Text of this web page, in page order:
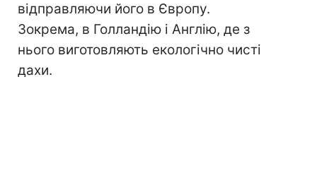
відправляючи його в Європу.
Зокрема, в Голландію і Англію, де з
нього виготовляють екологічно чисті
дахи.